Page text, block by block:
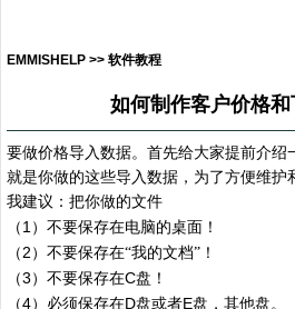
EMMISHELP >> 软件教程
如何制作客户价格
要做价格导入数据。首先给大家提前介
就是你做的这些导入数据，为了方便维
我建议：把你做的文件
（ 1 ）不要保存在电脑的桌面！
（ 2 ）不要保存在“我的文档”！
（3 ）不要保存在C盘！
（4）必须保存在D盘或者E盘，其他盘。